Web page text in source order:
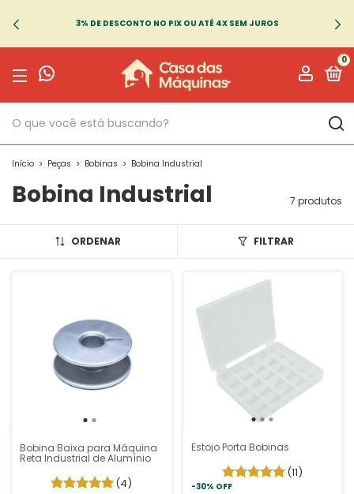
3% DE DESCONTO NO PIX OU ATÉ 4X SEM JUROS
0
Início > Peças > Bobinas > Bobina Industrial
Bobina Industrial 7 produtos
ORDENAR FILTRAR
Bobina Baixa para Máquina
Reta Industrial de Alumínio
(4)
Estojo Porta Bobinas
(11)
-30% OFF